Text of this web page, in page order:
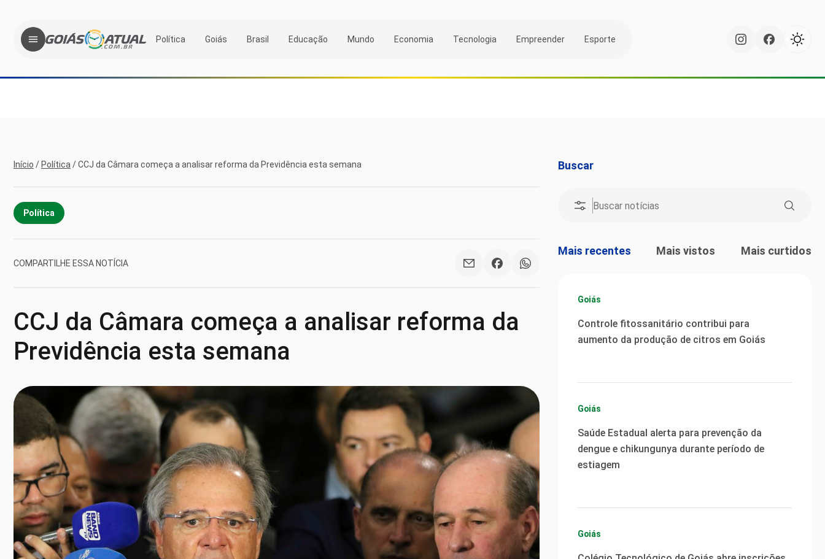
Política Goiás Brasil Educação Mundo Economia Tecnologia Empreender Esporte
Início / Política /CCJ da Câmara começa a analisar reforma da Previdência esta semana
Política
COMPARTILHE ESSA NOTÍCIA
CCJ da Câmara começa a analisar reforma da
Previdência esta semana
Buscar
Mais recentes Mais vistos Mais curtidos
Goiás
Controle fitossanitário contribui para
aumento da produção de citros em Goiás
Goiás
Saúde Estadual alerta para prevenção da
dengue e chikungunya durante período de
estiagem
Goiás